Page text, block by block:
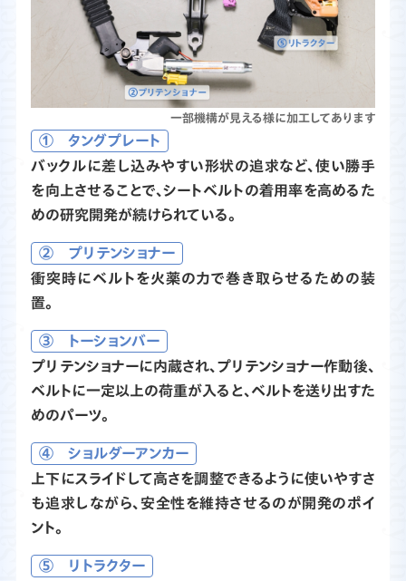
一部機構が見える様に加工してあります
① タングプレート
バックルに差し込みやすい形状の追求など、使い勝手
を向上させることで、シートベルトの着用率を高めるた
めの研究開発が続けられている。
② プリテンショナー
衝突時にベルトを火薬の力で巻き取らせるための装
置。
③ トーションバー
プリテンショナーに内蔵され、プリテンショナー作動後、
ベルトに一定以上の荷重が入ると、ベルトを送り出すた
めのパーツ。
④ ショルダーアンカー
上下にスライドして高さを調整できるように使いやすさ
も追求しながら、安全性を維持させるのが開発のポイ
ント。
⑤ リトラクター